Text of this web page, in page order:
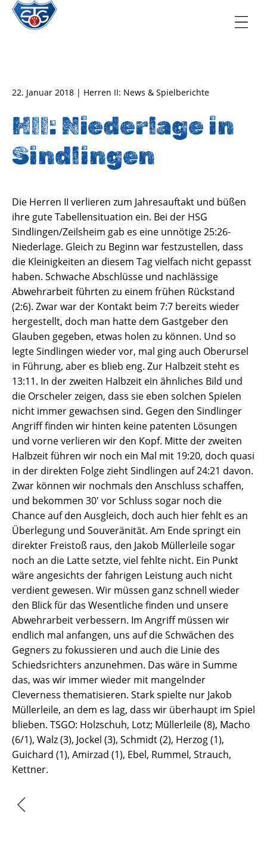
22. Januar 2018 | Herren II: News & Spielberichte
HII: Niederlage in
Sindlingen
Die Herren II verlieren zum Jahresauftakt und büßen
ihre gute Tabellensituation ein. Bei der HSG
Sindlingen/Zeilsheim gab es eine unnötige 25:26-
Niederlage. Gleich zu Beginn war festzustellen, dass
die Kleinigkeiten an diesem Tag vielfach nicht gepasst
haben. Schwache Abschlüsse und nachlässige
Abwehrarbeit führten zu einem frühen Rückstand
(2:6). Zwar war der Kontakt beim 7:7 bereits wieder
hergestellt, doch man hatte dem Gastgeber den
Glauben gegeben, etwas holen zu können. Und so
legte Sindlingen wieder vor, mal ging auch Oberursel
in Führung, aber es blieb eng. Zur Halbzeit steht es
13:11. In der zweiten Halbzeit ein ähnliches Bild und
die Orscheler zeigen, dass sie eben solchen Spielen
nicht immer gewachsen sind. Gegen den Sindlinger
Angriff finden wir hinten keine patenten Lösungen
und vorne verlieren wir den Kopf. Mitte der zweiten
Halbzeit führen wir noch ein Mal mit 19:20, doch quasi
in der direkten Folge zieht Sindlingen auf 24:21 davon.
Zwar können wir nochmals den Anschluss schaffen,
und bekommen 30' vor Schluss sogar noch die
Chance auf den Ausgleich, doch auch hier fehlt es an
Überlegung und Souveränität. Am Ende springt ein
direkter Freistoß raus, den Jakob Müllerleile sogar
noch an die Latte setzte, viel fehlte nicht. Ein Punkt
wäre angesichts der fahrigen Leistung auch nicht
verdient gewesen. Wir müssen ganz schnell wieder
den Blick für das Wesentliche finden und unsere
Abwehrarbeit verbessern. Im Angriff müssen wir
endlich mal anfangen, uns auf die Schwächen des
Gegners zu fokussieren und auch die Linie des
Schiedsrichters anzunehmen. Das wäre in Summe
das, was wir immer wieder mit mangelnder
Cleverness thematisieren. Stark spielte nur Jakob
Müllerleile, an dem es lag, dass wir überhaupt im Spiel
blieben. TSGO: Holzschuh, Lotz; Müllerleile (8), Macho
(6/1), Walz (3), Jockel (3), Schmidt (2), Herzog (1),
Guichard (1), Amirzad (1), Ebel, Rummel, Strauch,
Kettner.